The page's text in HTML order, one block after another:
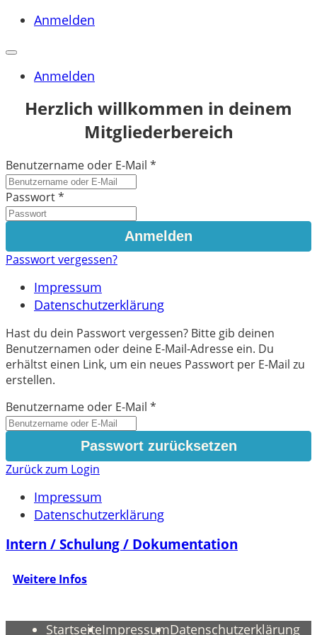
Anmelden
Anmelden
Herzlich willkommen in deinem
Mitgliederbereich
Benutzername oder E-Mail *
Passwort*
Passwort vergessen?
Impressum
Datenschutzerklärung
Hast du dein Passwort vergessen? Bitte gib deinen
Benutzernamen oder deine E-Mail-Adresse ein. Du
erhältst einen Link, um ein neues Passwort per E-Mail zu
erstellen.
Benutzername oder E-Mail *
Zurück zum Login
Impressum
Datenschutzerklärung
Intern / Schulung / Dokumentation
Weitere Infos
StartseiteImpressumDatenschutzerklärung